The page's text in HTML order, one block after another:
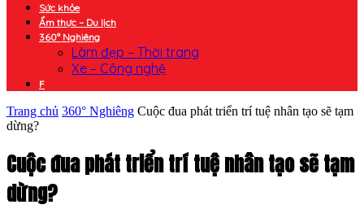
Sức khỏe
Ẩm thực – Du lịch
360° Nghiêng
Làm đẹp – Thời trang
Xe – Công nghệ
F
Trang chủ 360° Nghiêng Cuộc đua phát triển trí tuệ nhân tạo sẽ tạm
dừng?
Cuộc đua phát triển trí tuệ nhân tạo sẽ tạm
dừng?